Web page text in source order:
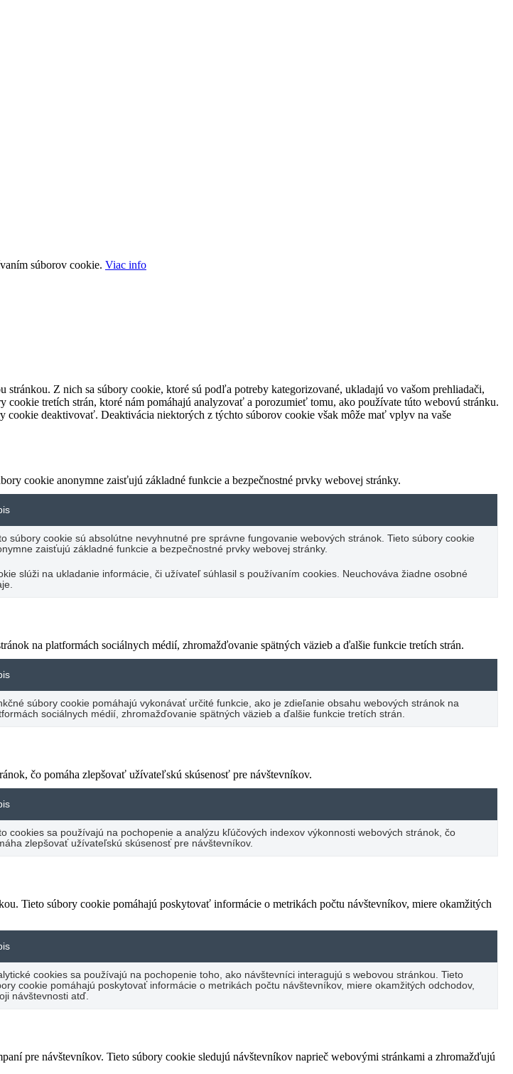
súborov cookie. Viac info
Z nich sa súbory cookie, ktoré sú podľa potreby kategorizované, ukladajú vo vašom prehliadači,
tretích strán, ktoré nám pomáhajú analyzovať a porozumieť tomu, ako používate túto webovú stránku.
cookie deaktivovať. Deaktivácia niektorých z týchto súborov cookie však môže mať vplyv na vaše
cookie anonymne zaisťujú základné funkcie a bezpečnostné prvky webovej stránky.
súbory cookie sú absolútne nevyhnutné pre správne fungovanie webových stránok. Tieto súbory cookie
zaisťujú základné funkcie a bezpečnostné prvky webovej stránky.
slúži na ukladanie informácie, či užívateľ súhlasil s používaním cookies. Neuchováva žiadne osobné
na platformách sociálnych médií, zhromažďovanie spätných väzieb a ďalšie funkcie tretích strán.
súbory cookie pomáhajú vykonávať určité funkcie, ako je zdieľanie obsahu webových stránok na
sociálnych médií, zhromažďovanie spätných väzieb a ďalšie funkcie tretích strán.
čo pomáha zlepšovať užívateľskú skúsenosť pre návštevníkov.
cookies sa používajú na pochopenie a analýzu kľúčových indexov výkonnosti webových stránok, čo
zlepšovať užívateľskú skúsenosť pre návštevníkov.
Tieto súbory cookie pomáhajú poskytovať informácie o metrikách počtu návštevníkov, miere okamžitých
cookies sa používajú na pochopenie toho, ako návštevníci interagujú s webovou stránkou. Tieto
cookie pomáhajú poskytovať informácie o metrikách počtu návštevníkov, miere okamžitých odchodov,
návštevnosti atď.
pre návštevníkov. Tieto súbory cookie sledujú návštevníkov naprieč webovými stránkami a zhromažďujú